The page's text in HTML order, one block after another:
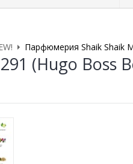
Парфюмерия Shaik Shaik
(Hugo Boss